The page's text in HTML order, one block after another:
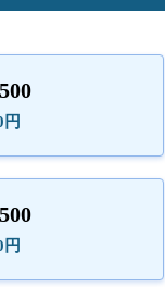
円
円